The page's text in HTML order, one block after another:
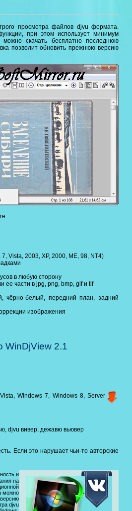
просмотра файлов djvu формата.
при этом использует минимум
скачать бесплатно последнюю
позволит обновить прежнюю версию
Vista, 2003, XP, 2000, ME, 98, NT4)
в любую сторону
ее части в jpg, png, bmp, gif и tif
чёрно-белый, передний план, задний
изображения
WinDjView 2.1
Windows 7, Windows 8, Server
djvu вивер, дежавю вьювер
Если это нарушает чьи-то авторские
и
на
можно
djvu